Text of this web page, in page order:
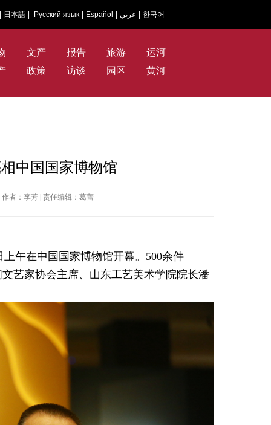
日本語 Русский язык Español عربي 한국어
文产 报告 旅游
运河
政策 访谈 园区 黄河
中国国家博物馆
作者：李芳 | 责任编辑：葛蕾
上午在中国国家博物馆开幕。 500余件
艺家协会主席、山东工艺美术学院院长潘